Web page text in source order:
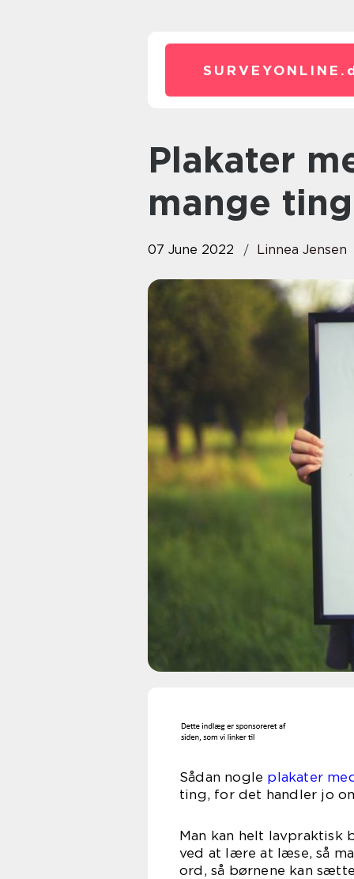
SURVEYONLINE.
Plakater med tekst er gode for
mange ting
07 June 2022 Linnea Jensen
Sådan nogle plakater
ting, for det handler jo
Man kan helt lavpraktisk
ved at lære at læse, så
ord, så børnene kan